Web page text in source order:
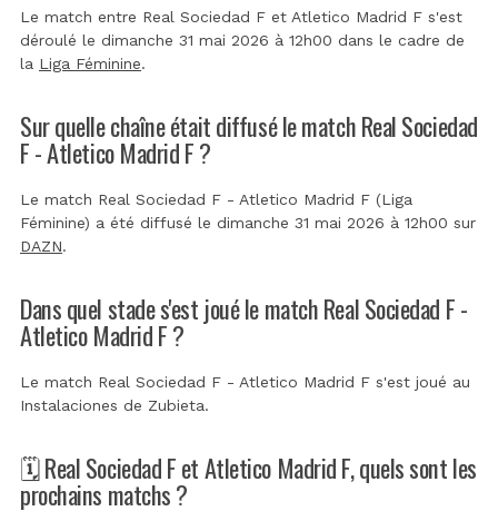
Le match entre Real Sociedad F et Atletico Madrid F s'est
déroulé le dimanche 31 mai 2026 à 12h00 dans le cadre de
la Liga Féminine.
Sur quelle chaîne était diffusé le match Real Sociedad
F - Atletico Madrid F ?
Le match Real Sociedad F - Atletico Madrid F (Liga
Féminine) a été diffusé le dimanche 31 mai 2026 à 12h00 sur
DAZN.
Dans quel stade s'est joué le match Real Sociedad F -
Atletico Madrid F ?
Le match Real Sociedad F - Atletico Madrid F s'est joué au
Instalaciones de Zubieta.
🗓️ Real Sociedad F et Atletico Madrid F, quels sont les
prochains matchs ?